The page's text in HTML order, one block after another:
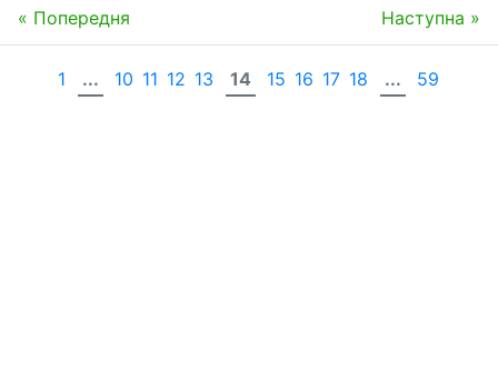
« Попередня Наступна »
1 ... 10 11 12 13 14 15 16 17 18 ... 59